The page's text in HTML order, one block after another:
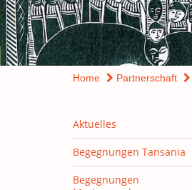
Home Partnerschaft
Aktuelles
Begegnungen Tansania
Begegnungen